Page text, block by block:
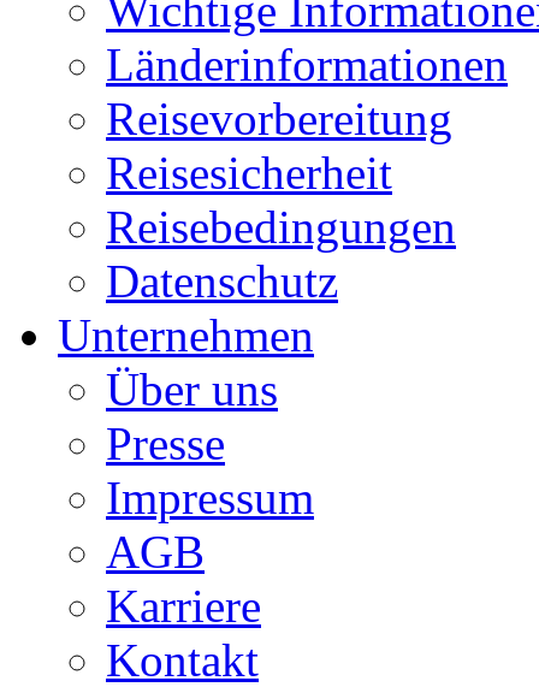
Länderinformationen
Reisevorbereitung
Reisesicherheit
Reisebedingungen
Datenschutz
Unternehmen
Über uns
Presse
Impressum
AGB
Karriere
Kontakt